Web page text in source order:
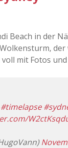
Beach in der
mit Fotos und
#timelapse